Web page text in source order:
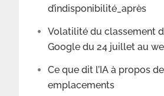
d’indisponibilité_après
Volatilité du classement
Google du 24 juillet au
Ce que dit l’IA à propos
emplacements